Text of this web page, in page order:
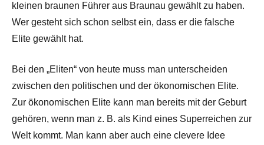
kleinen braunen Führer aus Braunau gewählt zu haben.
Wer gesteht sich schon selbst ein, dass er die falsche
Elite gewählt hat.
Bei den „Eliten“ von heute muss man unterscheiden
zwischen den politischen und der ökonomischen Elite.
Zur ökonomischen Elite kann man bereits mit der Geburt
gehören, wenn man z. B. als Kind eines Superreichen zur
Welt kommt. Man kann aber auch eine clevere Idee